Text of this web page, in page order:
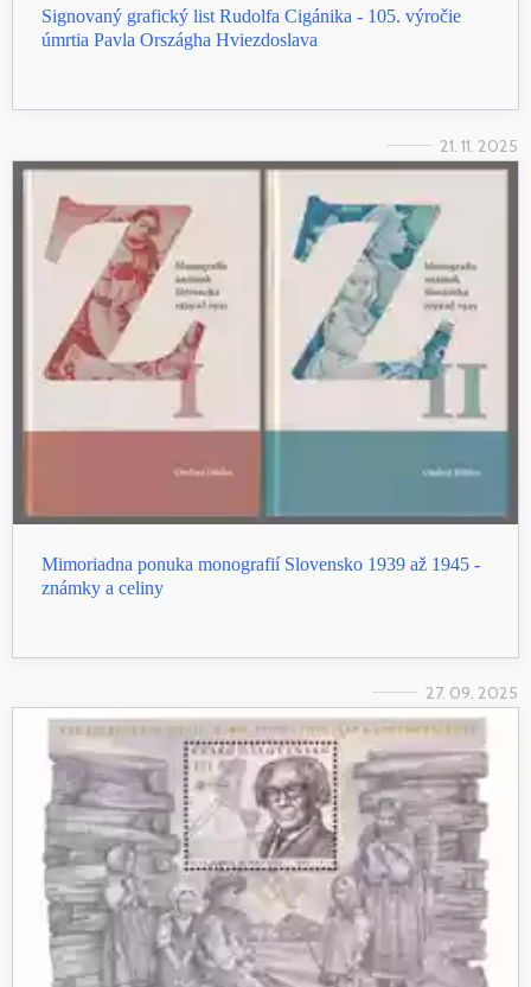
Signovaný grafický list Rudolfa Cigánika - 105. výročie
úmrtia Pavla Országha Hviezdoslava
21. 11. 2025
Mimoriadna ponuka monografií Slovensko 1939 až 1945 -
známky a celiny
27. 09. 2025